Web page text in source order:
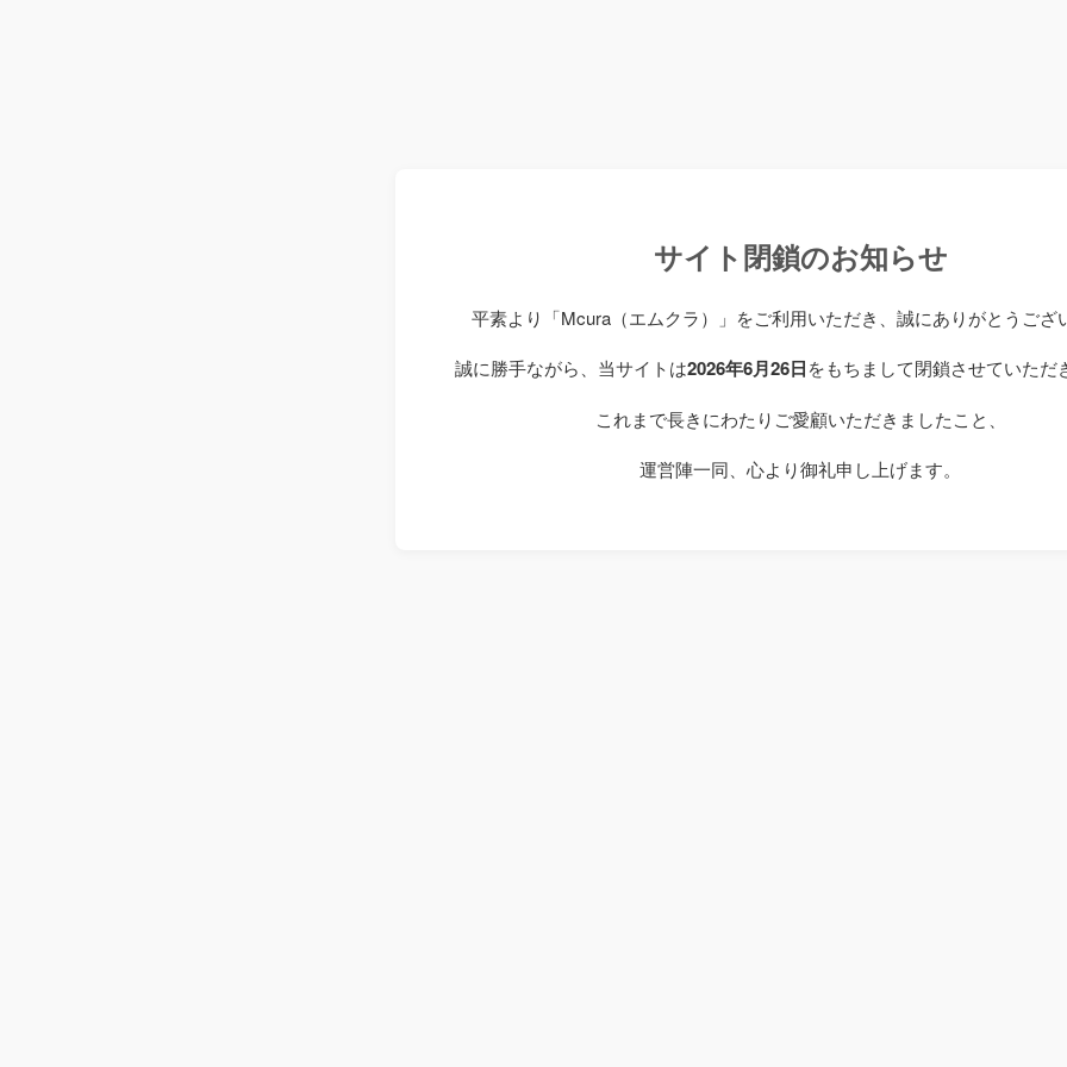
サイト閉鎖のお知らせ
平素より「Mcura（エムクラ）」をご利用いただき、誠にありがとうござ
誠に勝手ながら、当サイトは2026年6月26日をもちまして閉鎖させていただ
これまで長きにわたりご愛顧いただきましたこと、
運営陣一同、心より御礼申し上げます。